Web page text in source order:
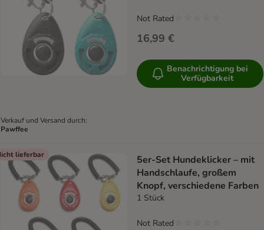
Verkauf und Versand durch:
Pawffee
16,99 €
Not Rated
Benachrichtigung bei
Verfügbarkeit
lieferbar
5er-Set Hundeklicker – mit
Handschlaufe, großem
Knopf, verschiedene Farben
1 Stück
Not Rated